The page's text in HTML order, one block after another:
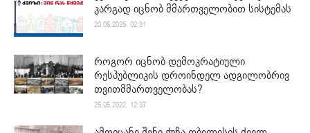
კარგად იცნობ მმართველობით სისტემას
20.05.2025. 02:31
როგორ იცნობ დემოკრატიული
რესპუბლიკის დროინდელ ადგილობრივ
თვითმმართველობას?
25.05.2022. 12:37